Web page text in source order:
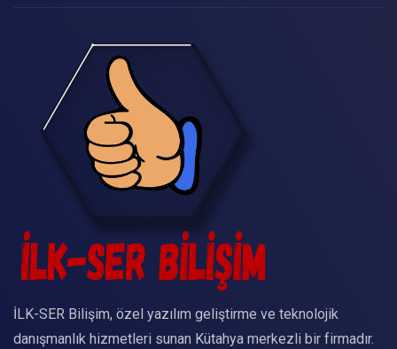
İLK-SER Bilişim, özel yazılım geliştirme ve teknolojik
danışmanlık hizmetleri sunan Kütahya merkezli bir firmadır.